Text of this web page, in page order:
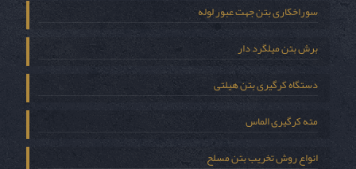
سوراخکاری بتن جهت عبور لوله
برش بتن میلگرد دار
دستگاه کرگیری بتن هیلتی
مته کرگیری الماس
انواع روش تخریب بتن مسلح